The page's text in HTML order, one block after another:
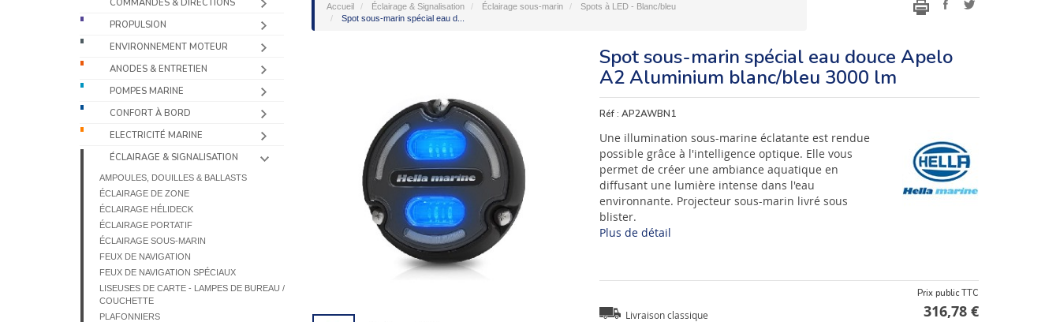
COMMANDES & DIRECTIONS
PROPULSION
ENVIRONNEMENT MOTEUR
ANODES & ENTRETIEN
POMPES MARINE
CONFORT À BORD
ELECTRICITÉ MARINE
ÉCLAIRAGE & SIGNALISATION
AMPOULES, DOUILLES & BALLASTS
ÉCLAIRAGE DE ZONE
ÉCLAIRAGE HÉLIDECK
ÉCLAIRAGE PORTATIF
ÉCLAIRAGE SOUS-MARIN
FEUX DE NAVIGATION
FEUX DE NAVIGATION SPÉCIAUX
LISEUSES DE CARTE - LAMPES DE BUREAU /
COUCHETTE
PLAFONNIERS
Accueil Éclairage & Signalisation Éclairage sous-marin
Spots à LED - Blanc/bleu
Spot sous-marin spécial eau d...
Spot sous-marin spécial eau douce Apelo
A2 Aluminium blanc/bleu 3000 lm
Réf :AP2AWBN1
Une illumination sous-marine éclatante est rendue
possible grâce à l'intelligence optique. Elle vous
permet de créer une ambiance aquatique en
diffusant une lumière intense dans l'eau
environnante. Projecteur sous-marin livré sous
blister.
Plus de détail
Livraison classique
Prix public TTC
316,78 €